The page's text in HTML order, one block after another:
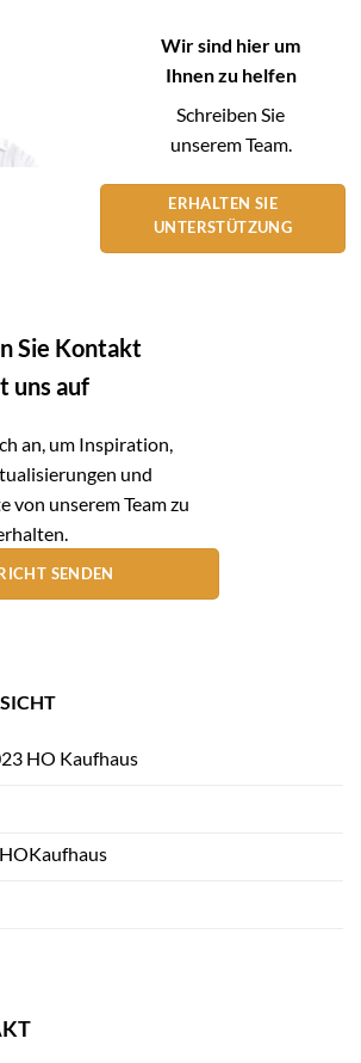
Wir sind hier um
Ihnen zu helfen
Schreiben Sie
unserem Team.
ERHALTEN SIE
UNTERSTÜTZUNG
Sie Kontakt
uns auf
an, um Inspiration,
und
von unserem Team zu
SENDEN
HO Kaufhaus